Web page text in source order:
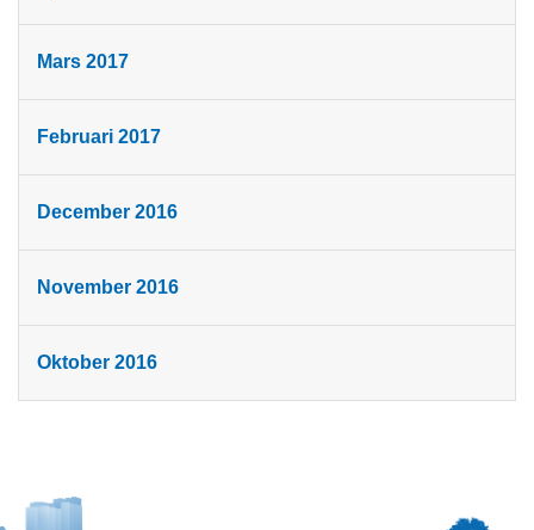
Mars 2017
Februari 2017
December 2016
November 2016
Oktober 2016